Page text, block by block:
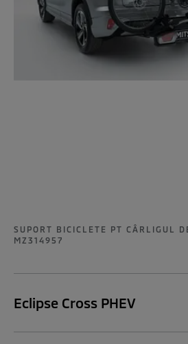
SUPORT BICICLETE PT CÂRLIGUL
MZ314957
Eclipse Cross PHEV